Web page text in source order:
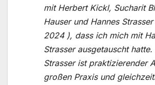
mit Herbert Kickl, Sucharit
Hauser und Hannes
2024 ), dass ich mich mit
Strasser ausgetauscht hatte.
Strasser ist praktizierender
großen Praxis und